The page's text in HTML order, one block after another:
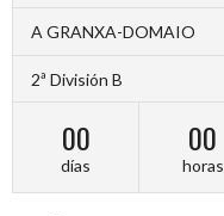
A GRANXA-DOMAIO
2ª División B
00
días
00
horas